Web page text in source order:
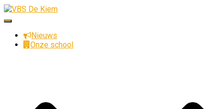
Toggle
navigatieNieuws
Onze school